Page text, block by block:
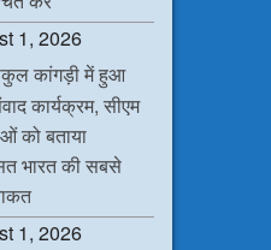
1, 2026
कांगड़ी में हुआ
कार्यक्रम, सीएम
को बताया
भारत की सबसे
1, 2026